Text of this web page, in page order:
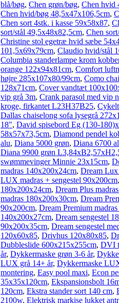
blå/bøg, Chen grøn/bøg, Chen hvid
Chen hvid/bøg 48,5x47x106,5cm,
Chen sort 4stk. i kasse 59x58x87,
sort/stål 49,5x48x82,5cm, Chen
Christine stol egetræ hvid sæbe
101,5x69x79cm, Claudio hvid/stål
Columbia standerlampe krom
orange 122x94x81cm, Comfort
højre 285x107x80/99cm, Como
128x71cm, Cover vandtæt
vip grå 3m, Crank parasol med vip
kroge, firkantet L23H37B25,
Dallas chaiselong sofa lysegrå
18", David spisebord Eg (130-
58x57x73,5cm, Diamond pendel
alu, Diana 5000 grøn, Diana 6700
Diana 9900 grøn
swømmevinger Minnie 23x15cm,
madras 140x200x24cm, Dream Lux
LUX madras + sengestel 90x200cm,
180x200x24cm, Dream Plus
madras 180x200x30cm, Dream
90x200cm, Dream Premium
140x200x27cm, Dream sengestel
90x200x35cm, Dream sengestel
120x60x85, Drivhus 120x80x85,
Dubbleslide 600x215x255cm, DVI
år, Dykkermaske grøn 3-6 år,
LUX grå 14+ år, Dykkermaske
montering, Easy pool maxi, Econ
35x35x120cm, Ekspansionsbolt
120cm, Ekstra stander sort 140 cm,
2100w, Elektrisk markise lukket